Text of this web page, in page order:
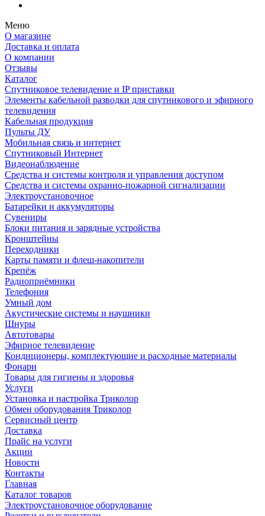
Меню
О магазине
Доставка и оплата
О компании
Отзывы
Каталог
Спутниковое телевидение и IP приставки
Элементы кабельной разводки для спутникового и эфирного
телевидения
Кабельная продукция
Пульты ДУ
Мобильная связь и интернет
Спутниковый Интернет
Видеонаблюдение
Средства и системы контроля и управления доступом
Средства и системы охранно-пожарной сигнализации
Электроустановочное
Батарейки и аккумуляторы
Сувениры
Блоки питания и зарядные устройства
Кронштейны
Переходники
Карты памяти и флеш-накопители
Крепёж
Радиоприёмники
Телефония
Умный дом
Акустические системы и наушники
Шнуры
Автотовары
Эфирное телевидение
Кондиционеры, комплектующие и расходные материалы
Фонари
Товары для гигиены и здоровья
Услуги
Установка и настройка Триколор
Обмен оборудования Триколор
Сервисный центр
Доставка
Прайс на услуги
Акции
Новости
Контакты
Главная
Каталог товаров
Электроустановочное оборудование